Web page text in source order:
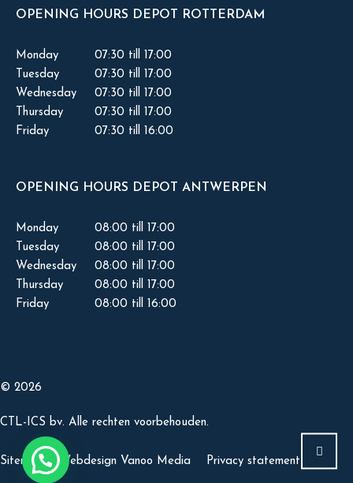
OPENING HOURS DEPOT ROTTERDAM
Monday
07:30 till 17:00
Tuesday
07:30 till 17:00
Wednesday
07:30 till 17:00
Thursday
07:30 till 17:00
Friday
07:30 till 16:00
OPENING HOURS DEPOT ANTWERPEN
Monday
08:00 till 17:00
Tuesday
08:00 till 17:00
Wednesday
08:00 till 17:00
Thursday
08:00 till 17:00
Friday
08:00 till 16:00
© 2026
CTL-ICS bv. Alle rechten voorbehouden.
Sitemap Webdesign Vanoo Media Privacy statement